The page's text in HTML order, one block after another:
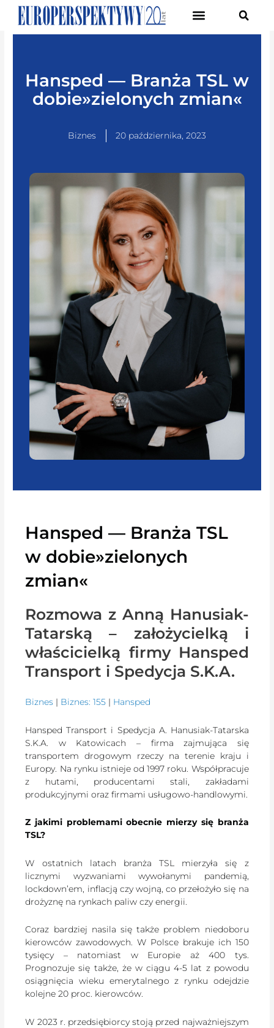
Hansped — Branża TSL w
dobie»zielonych zmian«
Biznes 20 października, 2023
Hansped — Branża TSL
w dobie»zielonych
zmian«
Rozmowa z Anną Hanusiak-
Tatarską – założycielką i
właścicielką firmy Hansped
Transport i Spedycja S.K.A.
Biznes | Biznes: 155 | Hansped
Hansped Transport i Spedycja A. Hanusiak-Tatarska
S.K.A. w Katowicach – firma zajmująca się
transportem drogowym rzeczy na terenie kraju i
Europy. Na rynku istnieje od 1997 roku. Współpracuje
z hutami, producentami stali, zakładami
produkcyjnymi oraz firmami usługowo-handlowymi.
Z jakimi problemami obecnie mierzy się branża
TSL?
W ostatnich latach branża TSL mierzyła się z
licznymi wyzwaniami wywołanymi pandemią,
lockdown’em, inflacją czy wojną, co przełożyło się na
drożyznę na rynkach paliw czy energii.
Coraz bardziej nasila się także problem niedoboru
kierowców zawodowych. W Polsce brakuje ich 150
tysięcy – natomiast w Europie aż 400 tys.
Prognozuje się także, że w ciągu 4-5 lat z powodu
osiągnięcia wieku emerytalnego z rynku odejdzie
kolejne 20 proc. kierowców.
W 2023 r. przedsiębiorcy stoją przed najważniejszym